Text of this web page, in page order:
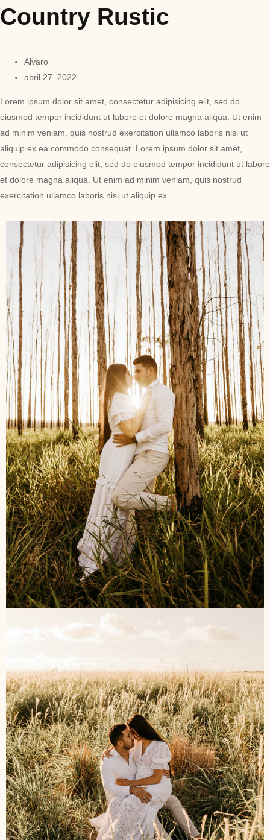
Country Rustic
Alvaro
abril 27, 2022
Lorem ipsum dolor sit amet, consectetur adipisicing elit, sed do
eiusmod tempor incididunt ut labore et dolore magna aliqua. Ut enim
ad minim veniam, quis nostrud exercitation ullamco laboris nisi ut
aliquip ex ea commodo consequat. Lorem ipsum dolor sit amet,
consectetur adipisicing elit, sed do eiusmod tempor incididunt ut labore
et dolore magna aliqua. Ut enim ad minim veniam, quis nostrud
exercitation ullamco laboris nisi ut aliquip ex